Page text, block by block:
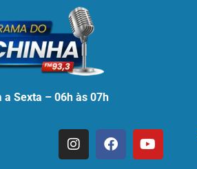
a Sexta – 06h às 07h